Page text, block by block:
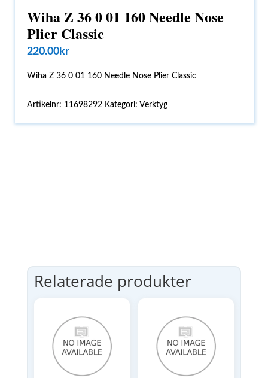
Wiha Z 36 0 01 160 Needle Nose
Plier Classic
220.00kr
Wiha Z 36 0 01 160 Needle Nose Plier Classic
Artikelnr: 11698292 Kategori:Verktyg
Relaterade produkter